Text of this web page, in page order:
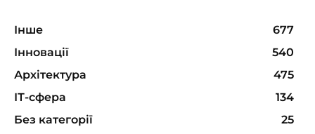
Інше
677
Інновації
540
Архітектура
475
ІТ-сфера
134
Без категорії
25